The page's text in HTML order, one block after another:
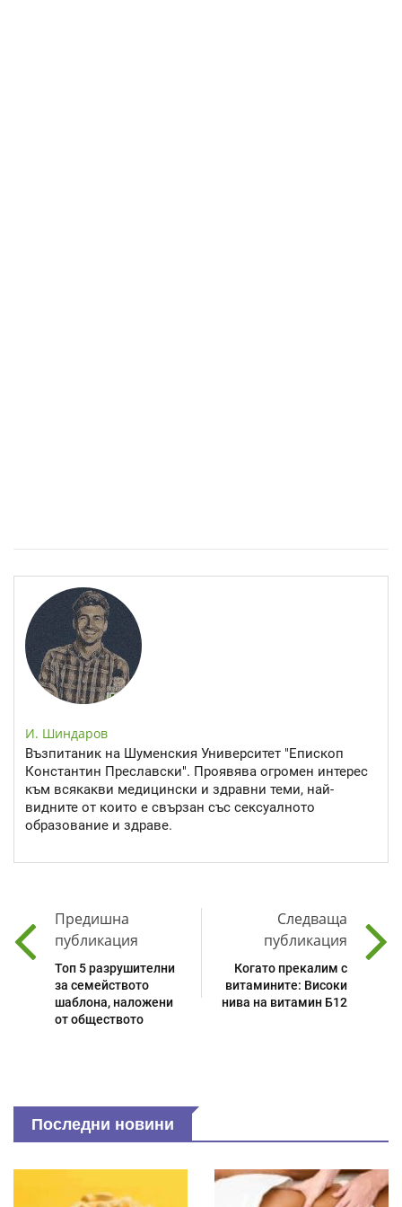
И. Шиндаров
Възпитаник на Шуменския Университет "Епископ
Константин Преславски". Проявява огромен интерес
към всякакви медицински и здравни теми, най-
видните от които е свързан със сексуалното
образование и здраве.
Предишна
публикация
Топ 5 разрушителни
за семейството
шаблона, наложени
от обществото
Следваща
публикация
Когато прекалим с
витамините: Високи
нива на витамин Б12
Последни новини